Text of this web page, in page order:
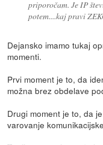
priporočam. Je IP
potem....kaj pravi
Dejansko imamo tukaj
momenti.
Prvi moment je to, da
možna brez obdelave
Drugi moment je to, da
varovanje